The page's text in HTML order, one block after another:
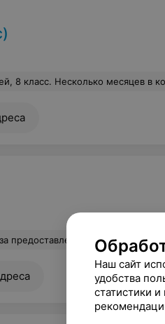
в школе и отметки показали, уровень знаний повысился,сама говорит стала уверенне решать и понимает
для подготовки к ЦТ. Курсы выбирала я, основываясь также на отзывах о Вас. И не ошиблась!!! Смело могу рекомендовать курсы для тех, кто ещё в поисках для своих детей. Результаты на момент написания отзыва из 3 предметов-98 математика и
Наш сайт
удобства
статистики